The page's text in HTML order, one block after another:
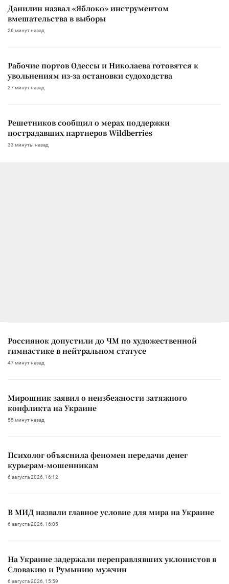
Данилин назвал «Яблоко» инструментом
вмешательства в выборы
26 минут назад
Рабочие портов Одессы и Николаева готовятся к
увольнениям из-за остановки судоходства
27 минут назад
Решетников сообщил о мерах поддержки
пострадавших партнеров Wildberries
33 минуты назад
Россиянок допустили до ЧМ по художественной
гимнастике в нейтральном статусе
47 минут назад
Мирошник заявил о неизбежности затяжного
конфликта на Украине
55 минут назад
Психолог объяснила феномен передачи денег
курьерам-мошенникам
6 августа 2026, 16:12
В МИД назвали главное условие для мира на Украине
6 августа 2026, 16:05
На Украине задержали переправлявших уклонистов в
Словакию и Румынию мужчин
6 августа 2026, 15:59